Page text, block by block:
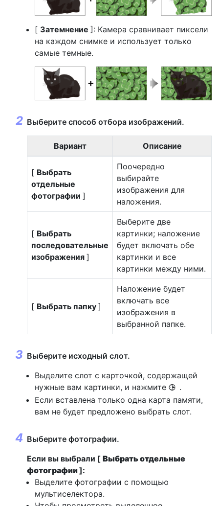
[ Затемнение ]: Камера сравнивает пиксели
на каждом снимке и использует только
самые темные.
Выберите способ отбора изображений.
Вариант Описание
[ Выбрать
отдельные
фотографии ]
Поочередно
выбирайте
изображения для
наложения.
[ Выбрать
последовательные
изображения ]
Выберите две
картинки; наложение
будет включать обе
картинки и все
картинки между ними.
[ Выбрать папку ]
Наложение будет
включать все
изображения в
выбранной папке.
Выберите исходный слот.
Выделите слот с карточкой, содержащей
нужные вам картинки, и нажмите 2 .
Если вставлена только одна карта памяти,
вам не будет предложено выбрать слот.
Выберите фотографии.
Если вы выбрали [ Выбрать отдельные
фотографии]:
Выделите фотографии с помощью
мультиселектора.